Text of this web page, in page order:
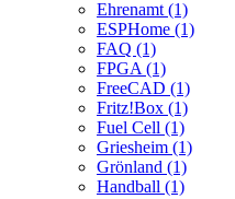
Ehrenamt (1)
ESPHome (1)
FAQ (1)
FPGA (1)
FreeCAD (1)
Fritz!Box (1)
Fuel Cell (1)
Griesheim (1)
Grönland (1)
Handball (1)